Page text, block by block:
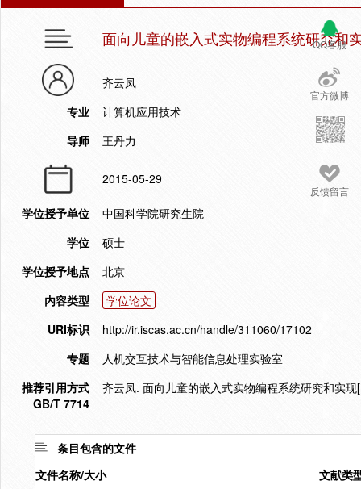
QQ客服
官方微博
反馈留言
面向儿童的嵌入式实物编程系统研究和
齐云凤
专业
计算机应用技术
导师
王丹力
2015-05-29
学位授予单位
中国科学院研究生院
学位
硕士
学位授予地点
北京
内容类型
学位论文
URI标识
http://ir.iscas.ac.cn/handle/311060/17102
专题
人机交互技术与智能信息处理实验室
推荐引用方式
GB/T 7714
齐云凤. 面向儿童的嵌入式实物编程系统研究和实
条目包含的文件
文件名称/大小
文献类